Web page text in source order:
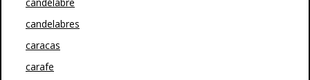
candelabres
caracas
carafe